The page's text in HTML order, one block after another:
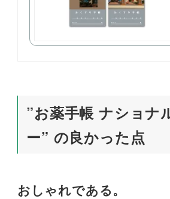
”お薬手帳 ナショナ
ー” の良かった点
おしゃれである。